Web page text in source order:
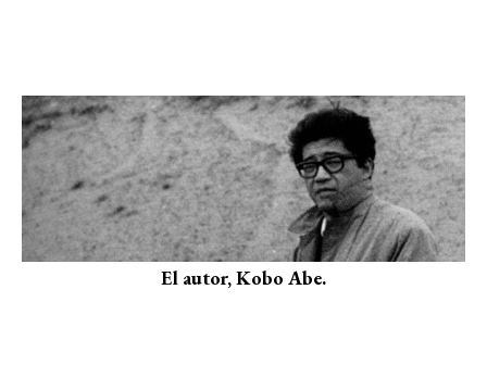
El autor, Kobo Abe.